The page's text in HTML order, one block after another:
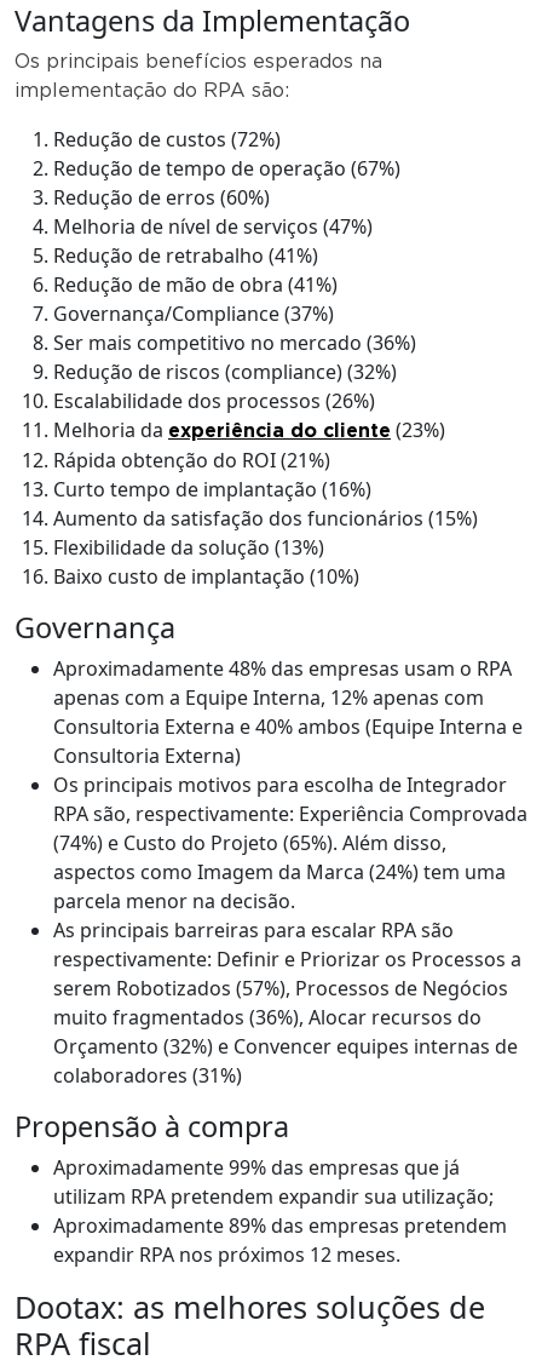
Vantagens da Implementação
Os principais benefícios esperados na
implementação do RPA são:
Redução de custos (72%)
Redução de tempo de operação (67%)
Redução de erros (60%)
Melhoria de nível de serviços (47%)
Redução de retrabalho (41%)
Redução de mão de obra (41%)
Governança/Compliance (37%)
Ser mais competitivo no mercado (36%)
Redução de riscos (compliance) (32%)
Escalabilidade dos processos (26%)
Melhoria da experiência do cliente (23%)
Rápida obtenção do ROI (21%)
Curto tempo de implantação (16%)
Aumento da satisfação dos funcionários (15%)
Flexibilidade da solução (13%)
Baixo custo de implantação (10%)
Governança
Aproximadamente 48% das empresas usam o RPA
apenas com a Equipe Interna, 12% apenas com
Consultoria Externa e 40% ambos (Equipe Interna e
Consultoria Externa)
Os principais motivos para escolha de Integrador
RPA são, respectivamente: Experiência Comprovada
(74%) e Custo do Projeto (65%). Além disso,
aspectos como Imagem da Marca (24%) tem uma
parcela menor na decisão.
As principais barreiras para escalar RPA são
respectivamente: Definir e Priorizar os Processos a
serem Robotizados (57%), Processos de Negócios
muito fragmentados (36%), Alocar recursos do
Orçamento (32%) e Convencer equipes internas de
colaboradores (31%)
Propensão à compra
Aproximadamente 99% das empresas que já
utilizam RPA pretendem expandir sua utilização;
Aproximadamente 89% das empresas pretendem
expandir RPA nos próximos 12 meses.
Dootax: as melhores soluções de
RPA fiscal